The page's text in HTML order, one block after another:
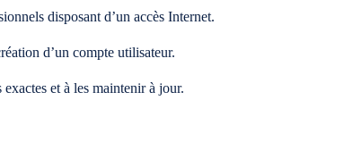
disposant d’un accès Internet.
d’un compte utilisateur.
et à les maintenir à jour.